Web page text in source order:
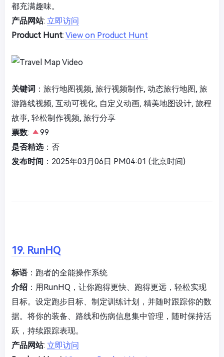
都充满趣味。
产品网站: 立即访问
Product Hunt: View on Product Hunt
关键词 ：旅行地图视频, 旅行视频制作, 动态旅行地图, 旅
游路线视频, 互动可视化, 自定义动画, 精美地图设计, 旅程
故事, 轻松制作视频, 旅行分享
票数:
99
是否精选：否
发布时间 ：2025年03月06日 PM04:01 (北京时间)
19. RunHQ
标语：跑者的全能操作系统
介绍 ：用RunHQ，让你跑得更快、跑得更远，轻松实现
目标。设定跑步目标、制定训练计划，并随时跟踪你的数
据。将你的装备、路线和伤病信息集中管理，随时保持活
跃，持续跟踪表现。
产品网站: 立即访问